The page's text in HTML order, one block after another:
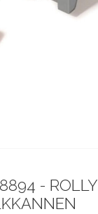
- ROLLY